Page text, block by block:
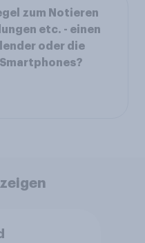
zum Notieren
etc. - einen
oder die